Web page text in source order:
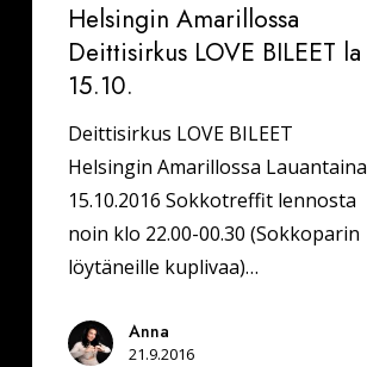
Helsingin Amarillossa
Deittisirkus LOVE BILEET la
15.10.
Deittisirkus LOVE BILEET
Helsingin Amarillossa Lauantaina
15.10.2016 Sokkotreffit lennosta
noin klo 22.00-00.30 (Sokkoparin
löytäneille kuplivaa)…
Anna
21.9.2016